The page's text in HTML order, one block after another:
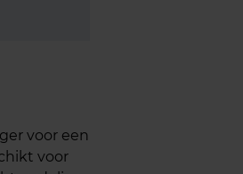
voor een
voor